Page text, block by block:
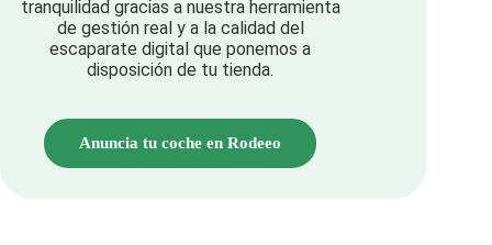
tranquilidad gracias a nuestra herramienta
de gestión real y a la calidad del
escaparate digital que ponemos a
disposición de tu tienda.
Anuncia tu coche en Rodeeo